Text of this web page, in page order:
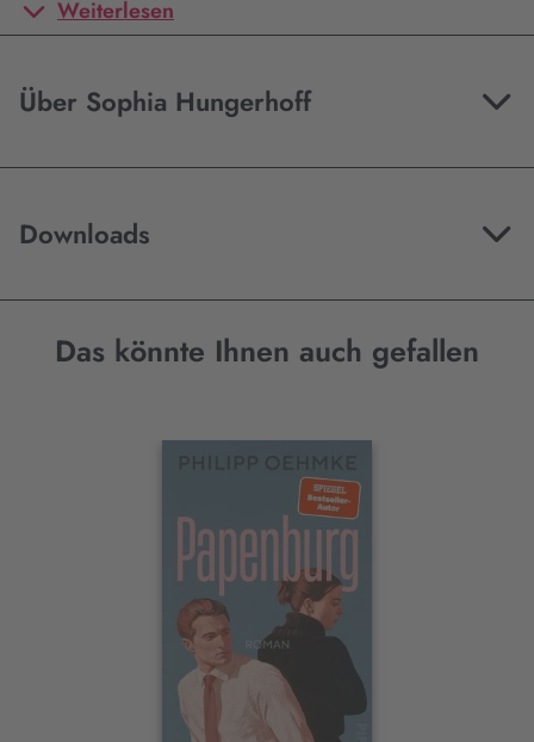
Weiterlesen
Über Sophia Hungerhoff
Downloads
Das könnte Ihnen auch gefallen